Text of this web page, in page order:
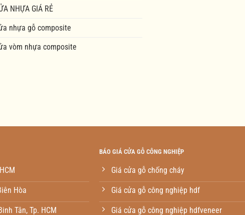
NHỰA GIÁ RẺ
nhựa gỗ composite
vòm nhựa composite
Hòa
Tân, Tp. HCM
BÁO GIÁ CỬA GỖ CÔNG NGHIỆP
Giá cửa gỗ chống cháy
Giá cửa gỗ công nghiệp hdf
Giá cửa gỗ công nghiệp hdfveneer